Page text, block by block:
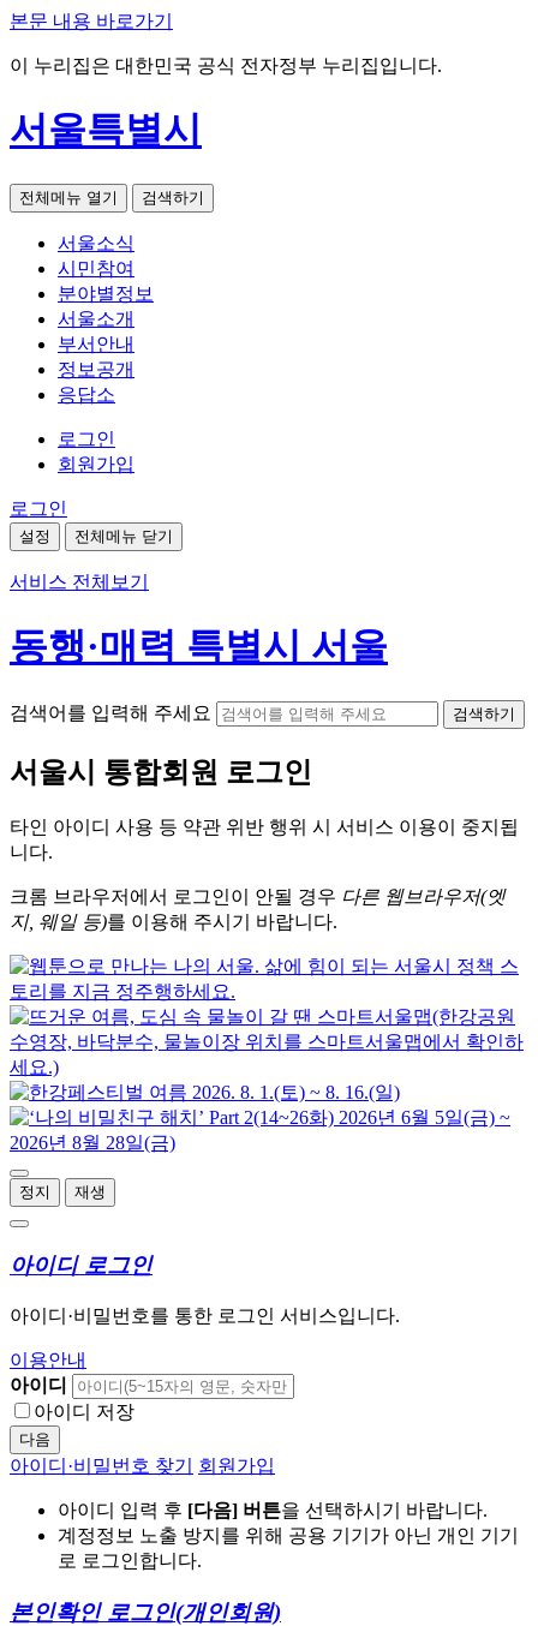
본문 내용 바로가기
이 누리집은 대한민국 공식 전자정부 누리집입니다.
서울특별시
전체메뉴 열기 검색하기
서울소식
시민참여
분야별정보
서울소개
부서안내
정보공개
응답소
로그인
회원가입
로그인
설정 전체메뉴 닫기
서비스 전체보기
동행·매력 특별시 서울
검색어를 입력해 주세요 검색하기
서울시 통합회원 로그인
타인 아이디 사용 등 약관 위반 행위 시 서비스 이용이 중지됩
니다.
크롬 브라우저에서 로그인이 안될 경우 다른 웹브라우저(엣
지, 웨일 등)를 이용해 주시기 바랍니다.
정지 재생
아이디 로그인
아이디·비밀번호를 통한 로그인 서비스입니다.
이용안내
아이디
아이디 저장
다음
아이디·비밀번호 찾기 회원가입
아이디 입력 후 [다음] 버튼을 선택하시기 바랍니다.
계정정보 노출 방지를 위해 공용 기기가 아닌 개인 기기
로 로그인합니다.
본인확인 로그인(개인회원)